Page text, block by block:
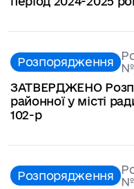
Розпорядження №
ЗАТВЕРДЖЕНО
районної у місті
102-р
Розпорядження №